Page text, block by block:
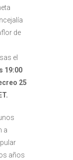
de
el
19:00
25
a
años